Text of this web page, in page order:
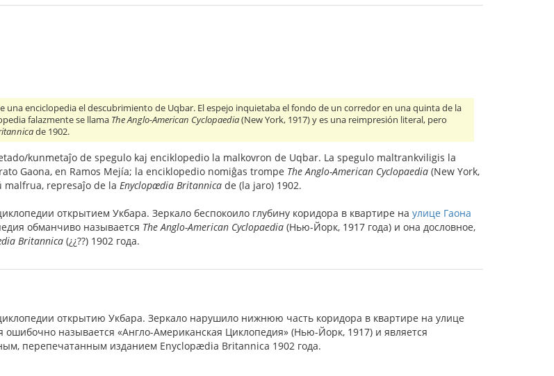
una enciclopedia el descubrimiento de Uqbar. El espejo inquietaba el fondo de un corredor en una quinta de la
falazmente se llama The Anglo-American Cyclopaedia(New York, 1917) y es una reimpresión literal, pero
de 1902.
kunmetaĵo de spegulo kaj enciklopedio la malkovron de Uqbar. La spegulo maltrankviligis la
Gaona, en Ramos Mejía; la enciklopedio nomiĝas trompe The Anglo-American Cyclopaedia (New York,
malfrua, represaĵo de la Enyclopædia Britannica de (la jaro) 1902.
открытием Укбара. Зеркало беспокоило глубину коридора в квартире на улице Гаона
обманчиво называется The Anglo-American Cyclopaedia (Нью-Йорк, 1917 года) и она дословное,
Britannica (¿¿??) 1902 года.
открытию Укбара. Зеркало нарушило нижнюю часть коридора в квартире на улице
называется «Англо-Американская Циклопедия» (Нью-Йорк, 1917) и является
перепечатанным изданием Enyclopædia Britannica 1902 года.